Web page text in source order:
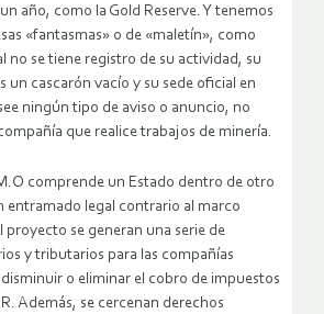
año, como la Gold Reserve. Y tenemos
«fantasmas» o de «maletín», como
no se tiene registro de su actividad, su
un cascarón vacío y su sede oficial en
ningún tipo de aviso o anuncio, no
que realice trabajos de minería.
comprende un Estado dentro de otro
entramado legal contrario al marco
proyecto se generan una serie de
y tributarios para las compañías
o eliminar el cobro de impuestos
Además, se cercenan derechos